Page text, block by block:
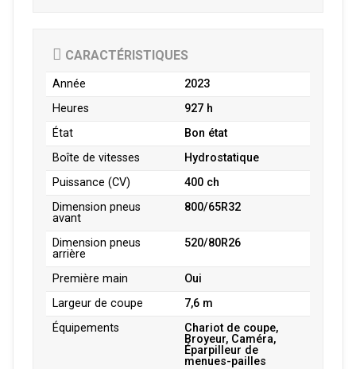
CARACTÉRISTIQUES
Année
2023
Heures
927 h
État
Bon état
Boîte de vitesses
Hydrostatique
Puissance (CV)
400 ch
Dimension pneus
avant
800/65R32
Dimension pneus
arrière
520/80R26
Première main
Oui
Largeur de coupe
7,6 m
Équipements
Chariot de coupe,
Broyeur, Caméra,
Éparpilleur de
menues-pailles